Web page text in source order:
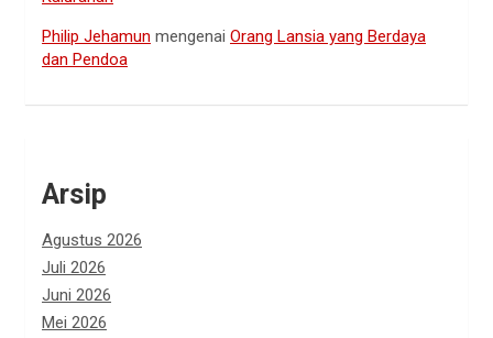
Philip Jehamun mengenai Orang Lansia yang Berdaya
dan Pendoa
Arsip
Agustus 2026
Juli 2026
Juni 2026
Mei 2026